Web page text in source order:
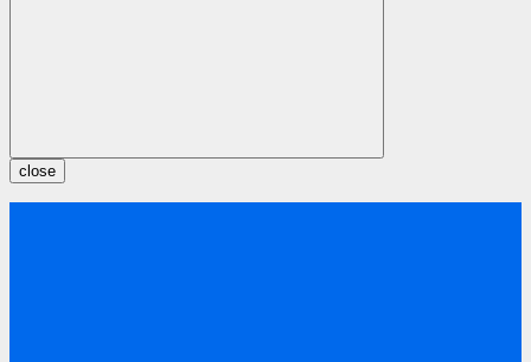
close